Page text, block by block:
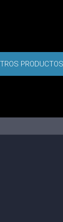
PRODUCTOS